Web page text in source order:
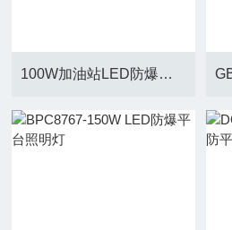
100W加油站LED防爆灯投光灯